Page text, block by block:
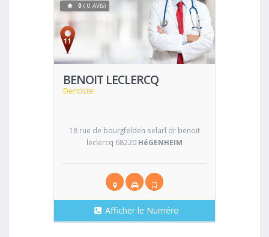
BENOIT LECLERCQ
Dentiste
Voir
0 ( 0 AVIS)
18 rue de bourgfelden selarl dr benoit
leclercq 68220 HéGENHEIM
Afficher le Numéro